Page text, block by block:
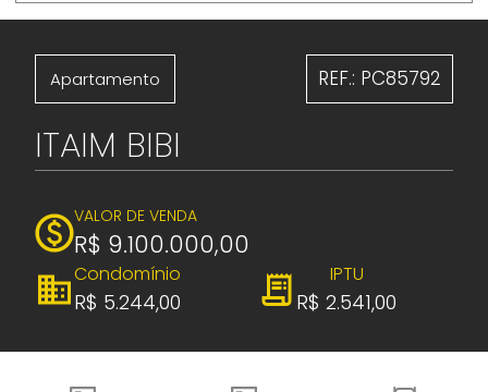
Apartamento REF.: PC85792
ITAIM BIBI
VALOR DE VENDA
R$ 9.100.000,00
Condomínio
R$ 5.244,00
IPTU
R$ 2.541,00